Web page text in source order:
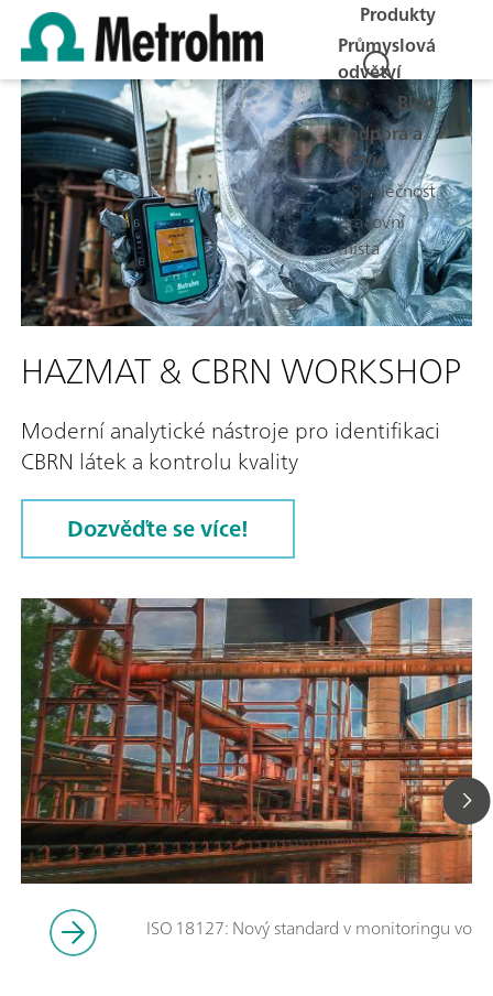
Produkty
Průmyslová
odvětví
Blog
Podpora a
servis
Společnost
Pracovní
místa
HAZMAT & CBRN WORKSHOP
Moderní analytické nástroje pro identifikaci
CBRN látek a kontrolu kvality
Dozvěďte se více!
ISO 18127: Nový standard v monitoringu vod